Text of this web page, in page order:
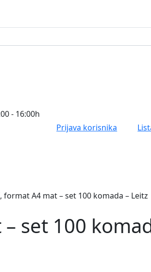
- 16:00h
Prijava korisnika
format A4 mat – set 100 komada – Leitz
– set 100